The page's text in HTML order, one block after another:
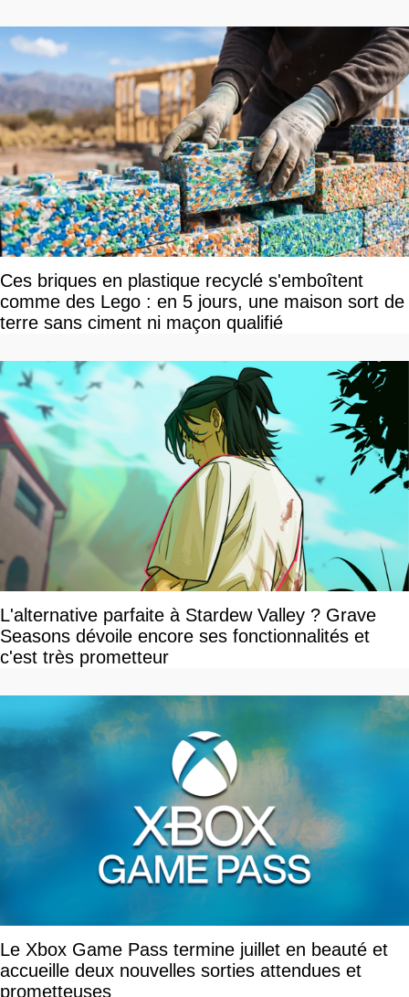
Ces briques en plastique recyclé s'emboîtent
comme des Lego : en 5 jours, une maison sort de
terre sans ciment ni maçon qualifié
L'alternative parfaite à Stardew Valley ? Grave
Seasons dévoile encore ses fonctionnalités et
c'est très prometteur
Le Xbox Game Pass termine juillet en beauté et
accueille deux nouvelles sorties attendues et
prometteuses